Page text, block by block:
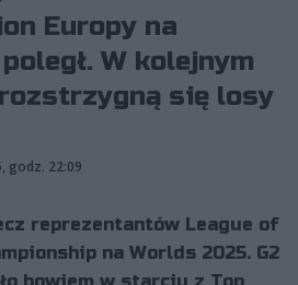
Europy na
W kolejnym
się losy
godz. 22:09
reprezentantów League of
na Worlds 2025. G2